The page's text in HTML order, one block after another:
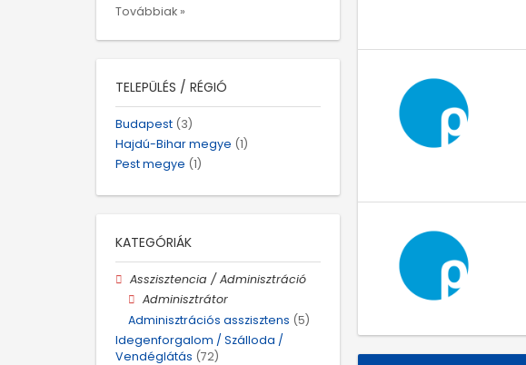
Továbbiak »
TELEPÜLÉS / RÉGIÓ
Budapest (3)
Hajdú-Bihar megye (1)
Pest megye (1)
KATEGÓRIÁK
Asszisztencia / Adminisztráció
Adminisztrátor
Adminisztrációs asszisztens (5)
Idegenforgalom / Szálloda /
Vendéglátás (72)